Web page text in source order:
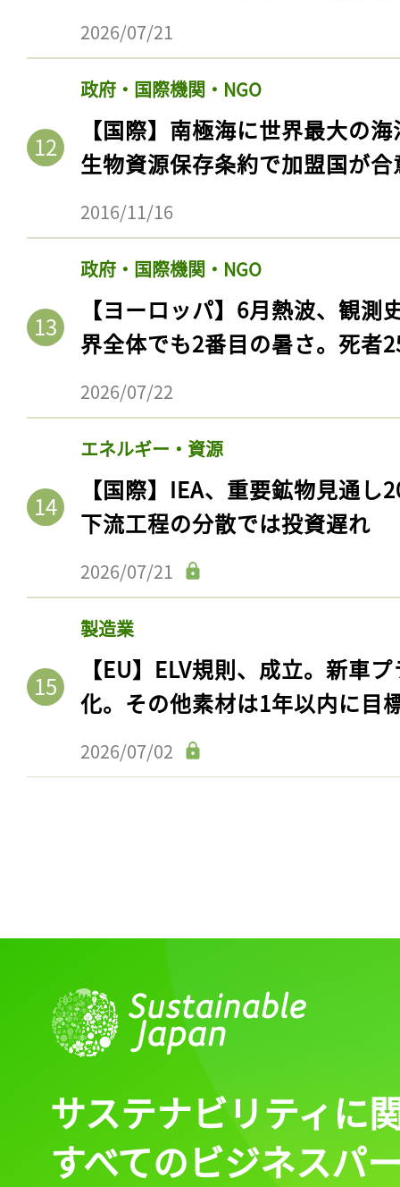
2026/07/21
政府・国際機関・NGO
【国際】南極海に世界最大の
生物資源保存条約で加盟国が合
2016/11/16
政府・国際機関・NGO
【ヨーロッパ】6月熱波、観
界全体でも2番目の暑さ。死者
2026/07/22
エネルギー・資源
【国際】IEA、重要鉱物見通
下流工程の分散では投資遅れ
2026/07/21
製造業
【EU】ELV規則、成立。新車
化。その他素材は1年以内に目
2026/07/02
サステナビリティに
すべてのビジネスパ